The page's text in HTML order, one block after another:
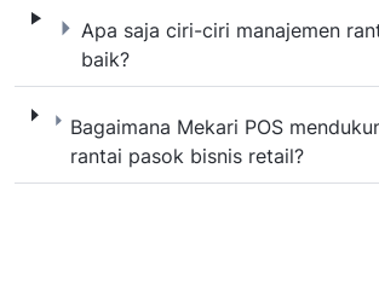
Apa saja ciri-ciri manajemen
baik?
Apa saja ciri-ciri manajemen
Bagaimana Mekari POS
rantai pasok bisnis retail?
Bagaimana Mekari POS